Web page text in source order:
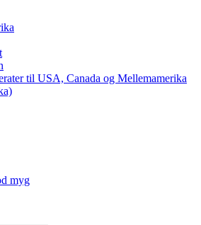
til USA, Canada og Mellemamerika
myg